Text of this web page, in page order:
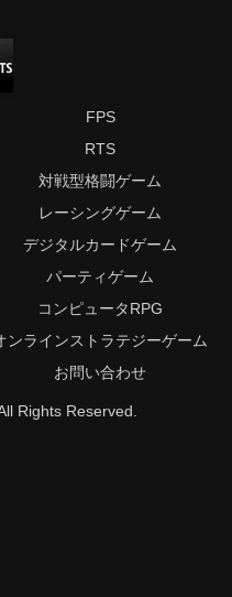
FPS
RTS
対戦型格闘ゲーム
レーシングゲーム
デジタルカードゲーム
パーティゲーム
コンピュータRPG
ンラインストラテジーゲーム
お問い合わせ
Rights Reserved.